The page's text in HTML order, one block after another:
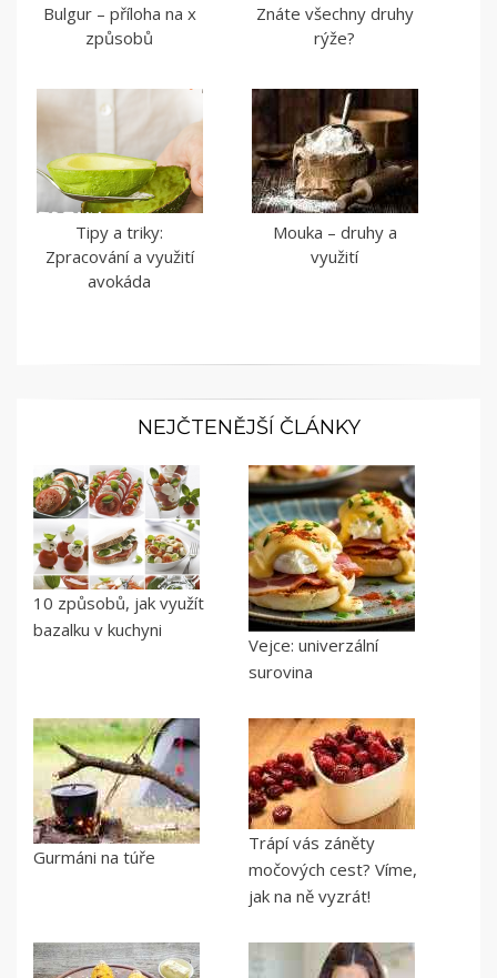
Bulgur – příloha na x
způsobů
Znáte všechny druhy
rýže?
Tipy a triky:
Zpracování a využití
avokáda
Mouka – druhy a
využití
NEJČTENĚJŠÍ ČLÁNKY
10 způsobů, jak využít
bazalku v kuchyni
Vejce: univerzální
surovina
Gurmáni na túře
Trápí vás záněty
močových cest? Víme,
jak na ně vyzrát!